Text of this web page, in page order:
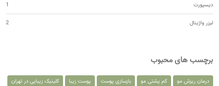
دیسپورت 1
لیزر واژینال 2
برچسب های محبوب
درمان ریزش مو کم پشتی مو بازسازی پوست پوست زیبا
کلینیک زیبایی در تهران